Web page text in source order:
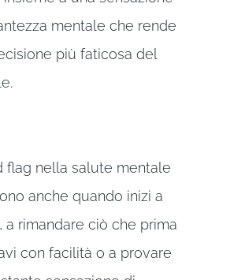
mentale che rende
più faticosa del
flag nella salute mentale
anche quando inizi a
a rimandare ciò che prima
con facilità o a provare